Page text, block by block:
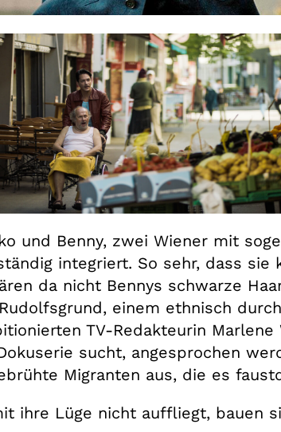
und Benny, zwei Wiener mit
integriert. So sehr, dass
da nicht Bennys schwarze
einem ethnisch
TV-Redakteurin
sucht, angesprochen
Migranten aus, die es
ihre Lüge nicht auffliegt, bauen